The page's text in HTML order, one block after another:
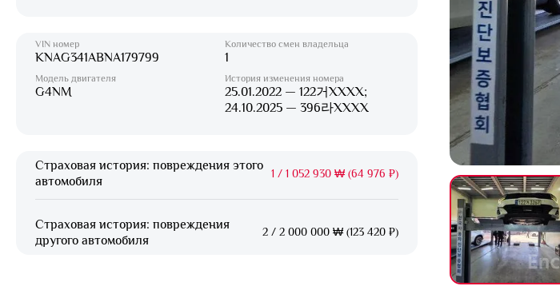
VIN номер
KNAG341ABNA179799
Модель двигателя
G4NM
Количество смен владельца
1
История изменения номера
25.01.2022 — 122거XXXX;
24.10.2025 — 396라XXXX
Страховая история: повреждения этого
автомобиля
1 / 1 052 930 ₩ (64 976 ₽)
Страховая история: повреждения
другого автомобиля
2 / 2 000 000 ₩ (123 420 ₽)